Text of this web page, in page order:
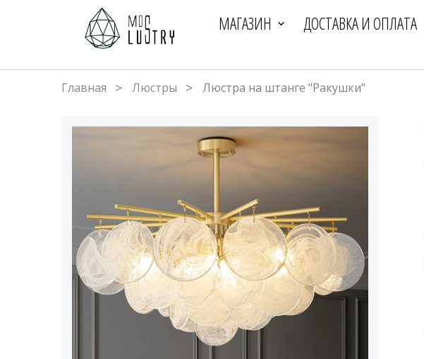
МАГАЗИН ДОСТАВКА И ОПЛАТА
Главная Люстры Люстра на штанге "Ракушки"